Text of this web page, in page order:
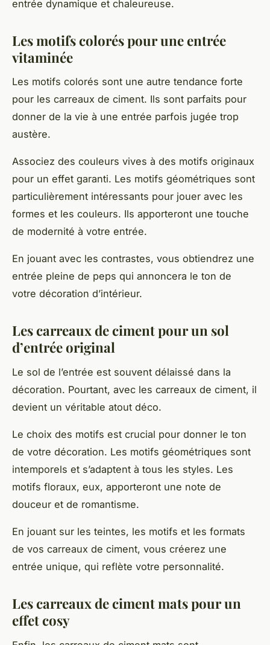
entrée dynamique et chaleureuse.
Les motifs colorés pour une entrée
vitaminée
Les motifs colorés sont une autre tendance forte
pour les carreaux de ciment. Ils sont parfaits pour
donner de la vie à une entrée parfois jugée trop
austère.
Associez des couleurs vives à des motifs originaux
pour un effet garanti. Les motifs géométriques sont
particulièrement intéressants pour jouer avec les
formes et les couleurs. Ils apporteront une touche
de modernité à votre entrée.
En jouant avec les contrastes, vous obtiendrez une
entrée pleine de peps qui annoncera le ton de
votre décoration d’intérieur.
Les carreaux de ciment pour un sol
d’entrée original
Le sol de l’entrée est souvent délaissé dans la
décoration. Pourtant, avec les carreaux de ciment, il
devient un véritable atout déco.
Le choix des motifs est crucial pour donner le ton
de votre décoration. Les motifs géométriques sont
intemporels et s’adaptent à tous les styles. Les
motifs floraux, eux, apporteront une note de
douceur et de romantisme.
En jouant sur les teintes, les motifs et les formats
de vos carreaux de ciment, vous créerez une
entrée unique, qui reflète votre personnalité.
Les carreaux de ciment mats pour un
effet cosy